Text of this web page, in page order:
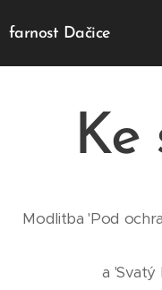
farnost Dačice
Ke
Modlitba 'Pod
a 'Svatý